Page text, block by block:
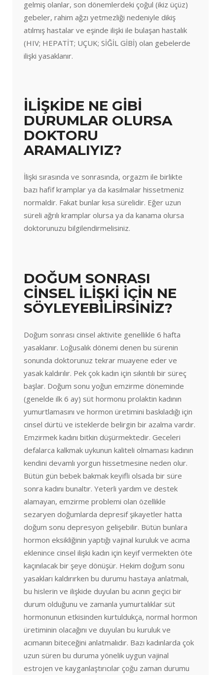
gelmiş olanlar, son dönemlerdeki çoğul (ikiz üçüz)
gebeler, rahim ağzı yetmezliği nedeniyle dikiş
atılmış hastalar ve eşinde ilişki ile bulaşan hastalık
(HIV; HEPATİT; UÇUK; SİĞİL GİBİ) olan gebelerde
ilişki yasaklanır.
İLİŞKİDE NE GİBİ
DURUMLAR OLURSA
DOKTORU
ARAMALIYIZ?
İlişki sırasında ve sonrasında, orgazm ile birlikte
bazı hafif kramplar ya da kasılmalar hissetmeniz
normaldir. Fakat bunlar kısa sürelidir. Eğer uzun
süreli ağrılı kramplar olursa ya da kanama olursa
doktorunuzu bilgilendirmelisiniz.
DOĞUM SONRASI
CİNSEL İLİŞKİ İÇİN NE
SÖYLEYEBİLİRSİNİZ?
Doğum sonrası cinsel aktivite genellikle 6 hafta
yasaklanır. Loğusalık dönemi denen bu sürenin
sonunda doktorunuz tekrar muayene eder ve
yasak kaldırılır. Pek çok kadın için sıkıntılı bir süreç
başlar. Doğum sonu yoğun emzirme döneminde
(genelde ilk 6 ay) süt hormonu prolaktin kadının
yumurtlamasını ve hormon üretimini baskıladığı için
cinsel dürtü ve isteklerde belirgin bir azalma vardır.
Emzirmek kadını bitkin düşürmektedir. Geceleri
defalarca kalkmak uykunun kaliteli olmaması kadının
kendini devamlı yorgun hissetmesine neden olur.
Bütün gün bebek bakmak keyifli olsada bir süre
sonra kadını bunaltır. Yeterli yardım ve destek
alamayan, emzirme problemi olan özellikle
sezaryen doğumlarda depresif şikayetler hatta
doğum sonu depresyon gelişebilir. Bütün bunlara
hormon eksikliğinin yaptığı vajinal kuruluk ve acıma
eklenince cinsel ilişki kadın için keyif vermekten öte
kaçınılacak bir şeye dönüşür. Hekim doğum sonu
yasakları kaldırırken bu durumu hastaya anlatmalı,
bu hislerin ve ilişkide duyulan bu acının geçici bir
durum olduğunu ve zamanla yumurtalıklar süt
hormonunun etkisinden kurtuldukça, normal hormon
üretiminin olacağını ve duyulan bu kuruluk ve
acımanın biteceğini anlatmalıdır. Bazı kadınlarda çok
uzun süren bu duruma yönelik uygun vajinal
estrojen ve kayganlaştırıcılar çoğu zaman durumu